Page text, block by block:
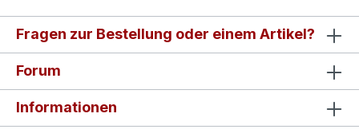
Fragen zur Bestellung oder einem Artikel?
Forum
Informationen